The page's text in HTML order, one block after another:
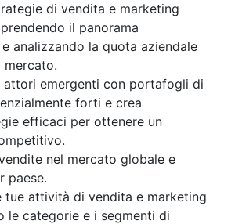
di vendita e marketing
il panorama
analizzando la quota aziendale
mercato.
attori emergenti con portafogli di
forti e crea
efficaci per ottenere un
nel mercato globale e
paese.
tue attività di vendita e marketing
le categorie e i segmenti di